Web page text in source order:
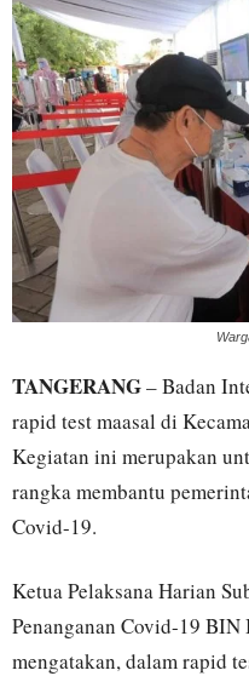
TANGERANG– Badan
rapid test maasal di
Kegiatan ini merupakan
rangka membantu
Covid-19.
Ketua Pelaksana Harian
Penanganan Covid-19
mengatakan, dalam rapid